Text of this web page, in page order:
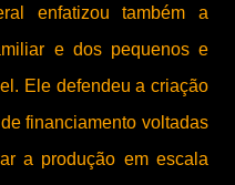
enfatizou também a
e dos pequenos e
Ele defendeu a criação
financiamento voltadas
a produção em escala